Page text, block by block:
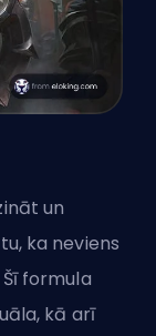
un
ka neviens
formula
kā arī